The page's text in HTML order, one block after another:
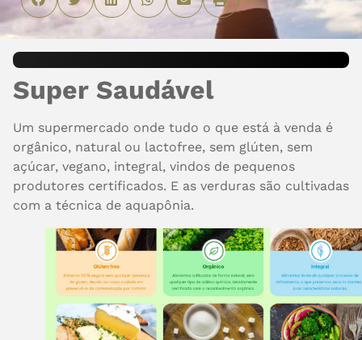
Super Saudável
Um supermercado onde tudo o que está à venda é
orgânico, natural ou lactofree, sem glúten, sem
açúcar, vegano, integral, vindos de pequenos
produtores certificados. E as verduras são cultivadas
com a técnica de aquapônia.